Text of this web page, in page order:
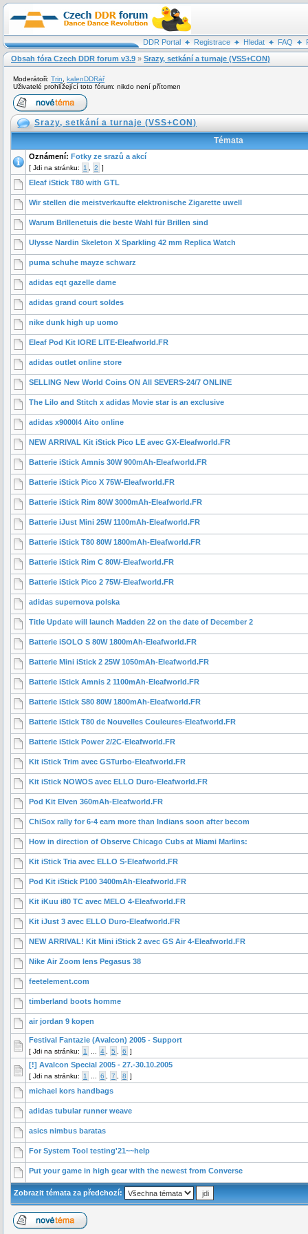
DDR Portal Registrace Hledat FAQ
Obsah fóra Czech DDR forum v3.9 » Srazy, setkání a turnaje (VSS+CON)
Moderátoři: Trin
kalenDDRář
Uživatelé prohlížející toto fórum: nikdo není přítomen
Srazy, setkání a turnaje (VSS+CON)
Témata
Oznámení: Fotky ze srazů a akcí
[ Jdi na stránku: 1 2 ]
Eleaf iStick T80 with GTL
Wir stellen die meistverkaufte elektronische Zigarette uwell
Warum Brillenetuis die beste Wahl für Brillen sind
Ulysse Nardin Skeleton X Sparkling 42 mm Replica Watch
puma schuhe mayze schwarz
adidas eqt gazelle dame
adidas grand court soldes
nike dunk high up uomo
Eleaf Pod Kit IORE LITE-Eleafworld.FR
adidas outlet online store
SELLING New World Coins ON All SEVERS-24/7 ONLINE
The Lilo and Stitch x adidas Movie star is an exclusive
adidas x9000l4 Aito online
NEW ARRIVAL Kit iStick Pico LE avec GX-Eleafworld.FR
Batterie iStick Amnis 30W 900mAh-Eleafworld.FR
Batterie iStick Pico X 75W-Eleafworld.FR
Batterie iStick Rim 80W 3000mAh-Eleafworld.FR
Batterie iJust Mini 25W 1100mAh-Eleafworld.FR
Batterie iStick T80 80W 1800mAh-Eleafworld.FR
Batterie iStick Rim C 80W-Eleafworld.FR
Batterie iStick Pico 2 75W-Eleafworld.FR
adidas supernova polska
Title Update will launch Madden 22 on the date of December 2
Batterie iSOLO S 80W 1800mAh-Eleafworld.FR
Batterie Mini iStick 2 25W 1050mAh-Eleafworld.FR
Batterie iStick Amnis 2 1100mAh-Eleafworld.FR
Batterie iStick S80 80W 1800mAh-Eleafworld.FR
Batterie iStick T80 de Nouvelles Couleures-Eleafworld.FR
Batterie iStick Power 2/2C-Eleafworld.FR
Kit iStick Trim avec GSTurbo-Eleafworld.FR
Kit iStick NOWOS avec ELLO Duro-Eleafworld.FR
Pod Kit Elven 360mAh-Eleafworld.FR
ChiSox rally for 6-4 earn more than Indians soon after becom
How in direction of Observe Chicago Cubs at Miami Marlins:
Kit iStick Tria avec ELLO S-Eleafworld.FR
Pod Kit iStick P100 3400mAh-Eleafworld.FR
Kit iKuu i80 TC avec MELO 4-Eleafworld.FR
Kit iJust 3 avec ELLO Duro-Eleafworld.FR
NEW ARRIVAL! Kit Mini iStick 2 avec GS Air 4-Eleafworld.FR
Nike Air Zoom lens Pegasus 38
feetelement.com
timberland boots homme
air jordan 9 kopen
Festival Fantazie (Avalcon) 2005 - Support
[ Jdi na stránku: 1 4 5 6 ]
[!] Avalcon Special 2005 - 27.-30.10.2005
[ Jdi na stránku: 1 6 7 8 ]
michael kors handbags
adidas tubular runner weave
asics nimbus baratas
For System Tool testing'21~~help
Put your game in high gear with the newest from Converse
Zobrazit témata za předchozí: